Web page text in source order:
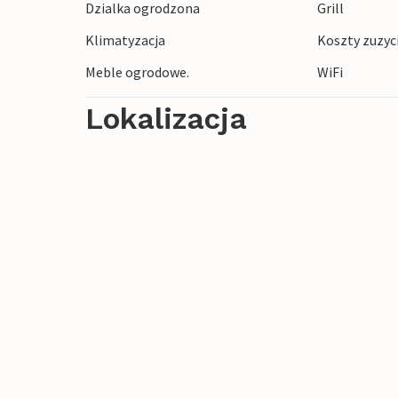
(25 km) lub malowniczego Anghiari (20
tylko kilka); to jest około 45 km do
wyspami. Sklepy, trattoria i bary w
Dzialka ogrodzona Grill
Klimatyzacja
Koszty
Meble ogrodowe.
WiFi
Lokalizacja